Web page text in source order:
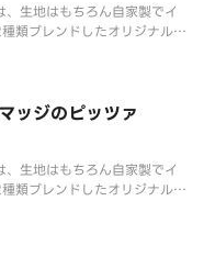
生地はもちろん自家製でイ
類ブレンドしたオリジナル製
ッジのピッツァ
生地はもちろん自家製でイ
類ブレンドしたオリジナル製